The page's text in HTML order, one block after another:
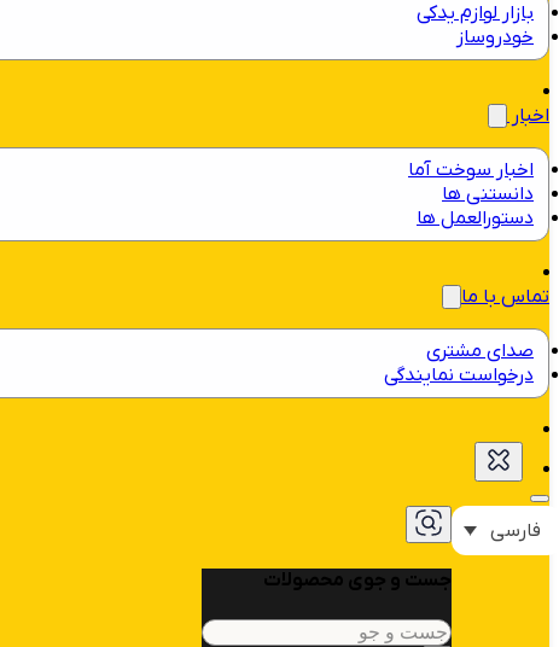
بازار لوازم یدکی
خودروساز
اخبار
اخبار سوخت آما
دانستنی ها
دستورالعمل ها
تماس با ما
صدای مشتری
درخواست نمایندگی
فارسی
جست و جوی محصولات
جستجو